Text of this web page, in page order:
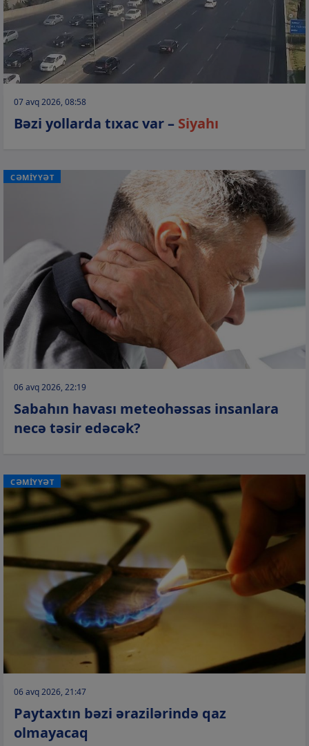
07 avq 2026, 08:58
Bəzi yollarda tıxac var – Siyahı
CƏMİYYƏT
06 avq 2026, 22:19
Sabahın havası meteohəssas insanlara
necə təsir edəcək?
CƏMİYYƏT
06 avq 2026, 21:47
Paytaxtın bəzi ərazilərində qaz
olmayacaq